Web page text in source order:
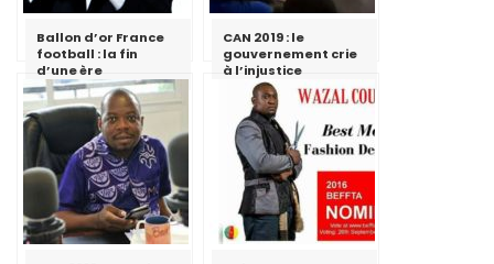
Ballon d’or France
football : la fin
d’une ère
CAN 2019 : le
gouvernement crie
à l’injustice